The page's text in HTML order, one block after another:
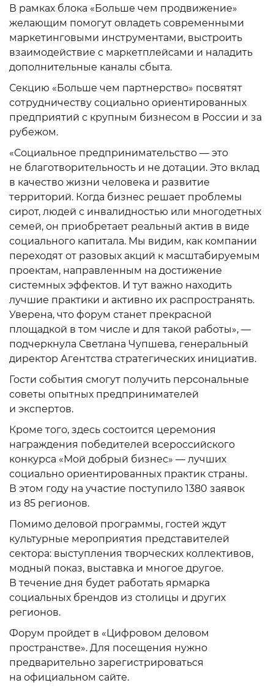
В рамках блока «Больше чем продвижение»
желающим помогут овладеть современными
маркетинговыми инструментами, выстроить
взаимодействие с маркетплейсами и наладить
дополнительные каналы сбыта.
Секцию «Больше чем партнерство» посвятят
сотрудничеству социально ориентированных
предприятий с крупным бизнесом в России и за
рубежом.
«Социальное предпринимательство — это
не благотворительность и не дотации. Это вклад
в качество жизни человека и развитие
территорий. Когда бизнес решает проблемы
сирот, людей с инвалидностью или многодетных
семей, он приобретает реальный актив в виде
социального капитала. Мы видим, как компании
переходят от разовых акций к масштабируемым
проектам, направленным на достижение
системных эффектов. И тут важно находить
лучшие практики и активно их распространять.
Уверена, что форум станет прекрасной
площадкой в том числе и для такой работы», —
подчеркнула Светлана Чупшева, генеральный
директор Агентства стратегических инициатив.
Гости события смогут получить персональные
советы опытных предпринимателей
и экспертов.
Кроме того, здесь состоится церемония
награждения победителей всероссийского
конкурса «Мой добрый бизнес» — лучших
социально ориентированных практик страны.
В этом году на участие поступило 1380 заявок
из 85 регионов.
Помимо деловой программы, гостей ждут
культурные мероприятия представителей
сектора: выступления творческих коллективов,
модный показ, выставка и многое другое.
В течение дня будет работать ярмарка
социальных брендов из столицы и других
регионов.
Форум пройдет в «Цифровом деловом
пространстве». Для посещения нужно
предварительно зарегистрироваться
на официальном сайте.